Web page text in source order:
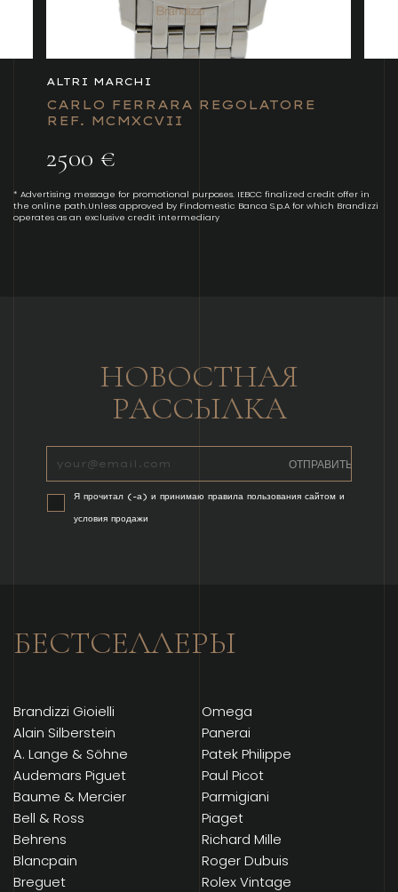
ALTRI MARCHI
CARLO FERRARA REGOLATORE
REF. MCMXCVII
2500 €
* Advertising message for promotional purposes. IEBCC finalized credit offer in
the online path.Unless approved by Findomestic Banca S.p.A for which Brandizzi
operates as an exclusive credit intermediary
НОВОСТНАЯ
РАССЫЛКА
Я прочитал (-а) и принимаю правила пользования сайтом и
условия продажи
БЕСТСЕЛЛЕРЫ
Brandizzi Gioielli
Alain Silberstein
A. Lange & Söhne
Audemars Piguet
Baume & Mercier
Bell & Ross
Behrens
Blancpain
Breguet
Omega
Panerai
Patek Philippe
Paul Picot
Parmigiani
Piaget
Richard Mille
Roger Dubuis
Rolex Vintage